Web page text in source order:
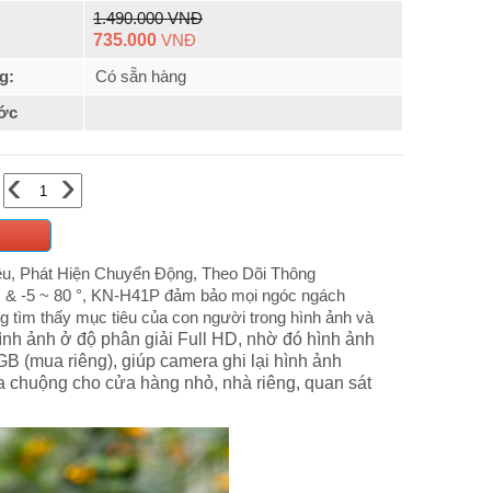
1.490.000 VNĐ
735.000 VNĐ
Có sẵn hàng
›
‹
Phát Hiện Chuyển Động, Theo Dõi Thông
-5 ~ 80 °, KN-H41P đảm bảo mọi ngóc ngách
tìm thấy mục tiêu của con người trong hình ảnh và
ảnh ở độ phân giải Full HD, nhờ đó hình ảnh
(mua riêng), giúp camera ghi lại hình ảnh
cho cửa hàng nhỏ, nhà riêng, quan sát